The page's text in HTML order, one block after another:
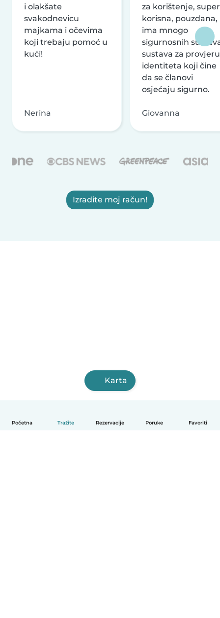
Početna Tražite Rezervacije Poruke Favoriti
i olakšate
svakodnevicu
majkama i očevima
koji trebaju pomoć u
kući!
Nerina
za korištenje, super
korisna, pouzdana,
ima mnogo
sigurnosnih
sustava za provjeru
identiteta koji čine
da se članovi
osjećaju sigurno.
Giovanna
Izradite moj račun!
Karta